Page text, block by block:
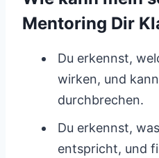
Mentoring Dir
Du erkennst,
wirken, und
durchbrechen.
Du erkennst,
entspricht, und